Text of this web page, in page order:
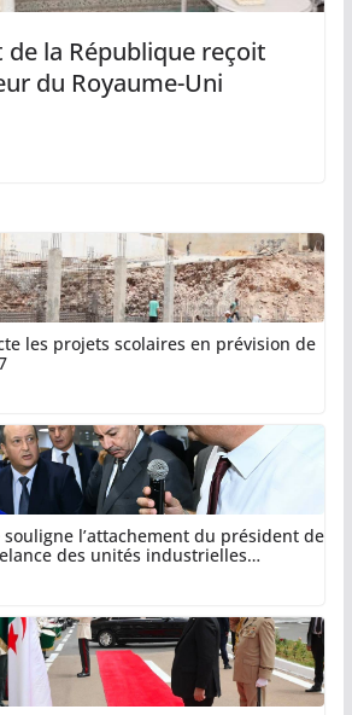
de la République reçoit
du Royaume-Uni
les projets scolaires en prévision de
l’attachement du président de
des unités industrielles
de la récupération des avoirs